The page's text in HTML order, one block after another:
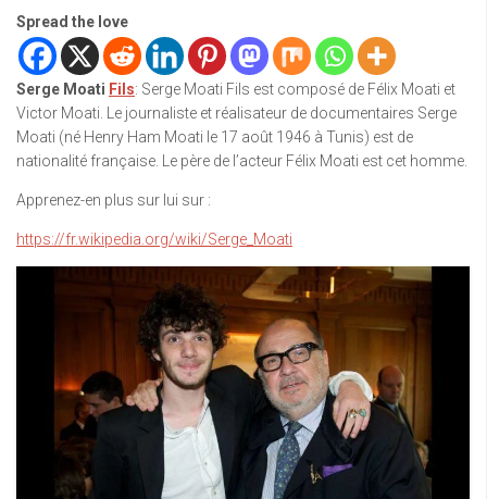
Spread the love
Serge Moati Fils: Serge Moati Fils est composé de Félix Moati et
Victor Moati. Le journaliste et réalisateur de documentaires Serge
Moati (né Henry Ham Moati le 17 août 1946 à Tunis) est de
nationalité française. Le père de l’acteur Félix Moati est cet homme.
Apprenez-en plus sur lui sur :
https://fr.wikipedia.org/wiki/Serge_Moati